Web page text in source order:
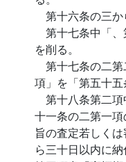
第十六条の三か
第十七条中「、
を削る。
第十七条の二
項」を「第五十五
第十八条第二
十一条の二第一
旨の査定若しく
ら三十日以内に